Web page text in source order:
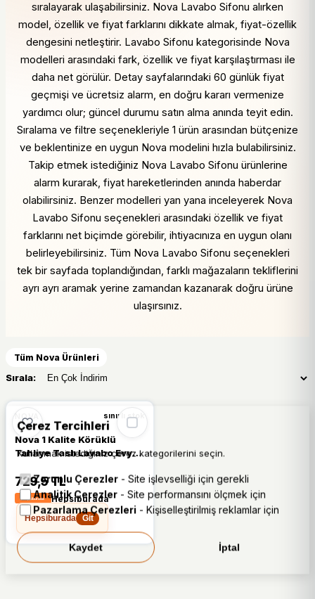
sıralayarak ulaşabilirsiniz. Nova Lavabo Sifonu alırken
model, özellik ve fiyat farklarını dikkate almak, fiyat-özellik
dengesini netleştirir. Lavabo Sifonu kategorisinde Nova
modelleri arasındaki fark, özellik ve fiyat karşılaştırması ile
daha net görülür. Detay sayfalarındaki 60 günlük fiyat
geçmişi ve ücretsiz alarm, en doğru kararı vermenize
yardımcı olur; güncel durumu satın alma anında teyit edin.
Sıralama ve filtre seçenekleriyle 1 ürün arasından bütçenize
ve beklentinize en uygun Nova modelini hızla bulabilirsiniz.
Takip etmek istediğiniz Nova Lavabo Sifonu ürünlerine
alarm kurarak, fiyat hareketlerinden anında haberdar
olabilirsiniz. Benzer modelleri yan yana inceleyerek Nova
Lavabo Sifonu seçenekleri arasındaki özellik ve fiyat
farklarını net biçimde görebilir, ihtiyacınıza en uygun olanı
belirleyebilirsiniz. Tüm Nova Lavabo Sifonu seçenekleri
tek bir sayfada toplandığından, farklı mağazaların tekliflerini
ayrı ayrı aramak yerine zamandan kazanarak doğru ürüne
ulaşırsınız.
Tüm Nova Ürünleri
Sırala:
NOVA sınırlı stok
Nova 1 Kalite Körüklü
Tahliye Taslı Lavabo Evye
Evye Gider Borusu
729,5 TL
Hepsiburada
Hepsiburada
Git
Çerez Tercihleri
Kullanmak istediğiniz çerez kategorilerini seçin.
Zorunlu Çerezler - Site işlevselliği için gerekli
Analitik Çerezler - Site performansını ölçmek için
Pazarlama Çerezleri - Kişiselleştirilmiş reklamlar için
Kaydet İptal